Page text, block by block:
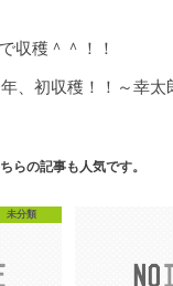
収穫＾＾！！
、初収穫！！～幸太
らの記事も人気です。
未分類